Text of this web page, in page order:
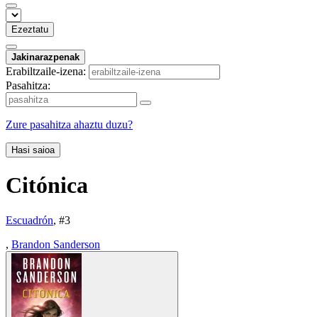
Ezeztatu
Jakinarazpenak
Erabiltzaile-izena:
Pasahitza:
Zure pasahitza ahaztu duzu?
Hasi saioa
Citónica
Escuadrón, #3
, Brandon Sanderson